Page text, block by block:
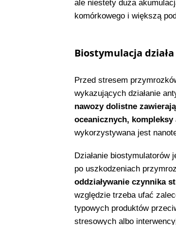
ale niestety duża
komórkowego i większą
Biostymulacja
Przed stresem
wykazujących działanie
nawozy dolistne
oceanicznych, kompleksy
wykorzystywana jest
Działanie
po uszkodzeniach
oddziaływanie czynnika
względzie trzeba ufać
typowych produktów
stresowych albo